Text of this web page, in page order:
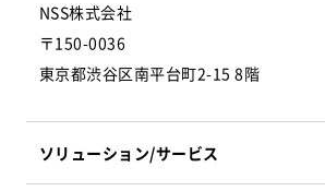
NSS株式会社
〒150-0036
東京都渋谷区南平台町2-15 8階
ソリューション/サービス